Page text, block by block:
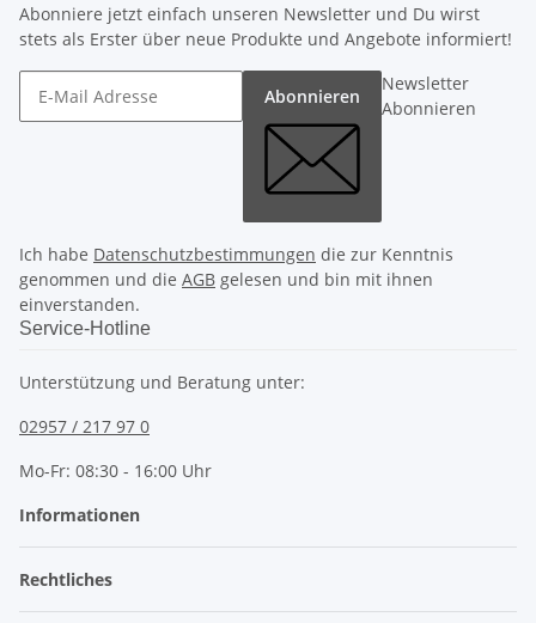
Abonniere jetzt einfach unseren Newsletter und Du wirst
stets als Erster über neue Produkte und Angebote informiert!
Abonnieren
Newsletter
Abonnieren
Ich habe Datenschutzbestimmungen die zur Kenntnis
genommen und die AGB gelesen und bin mit ihnen
einverstanden.
Service-Hotline
Unterstützung und Beratung unter:
02957 / 217 97 0
Mo-Fr: 08:30 - 16:00 Uhr
Informationen
Rechtliches